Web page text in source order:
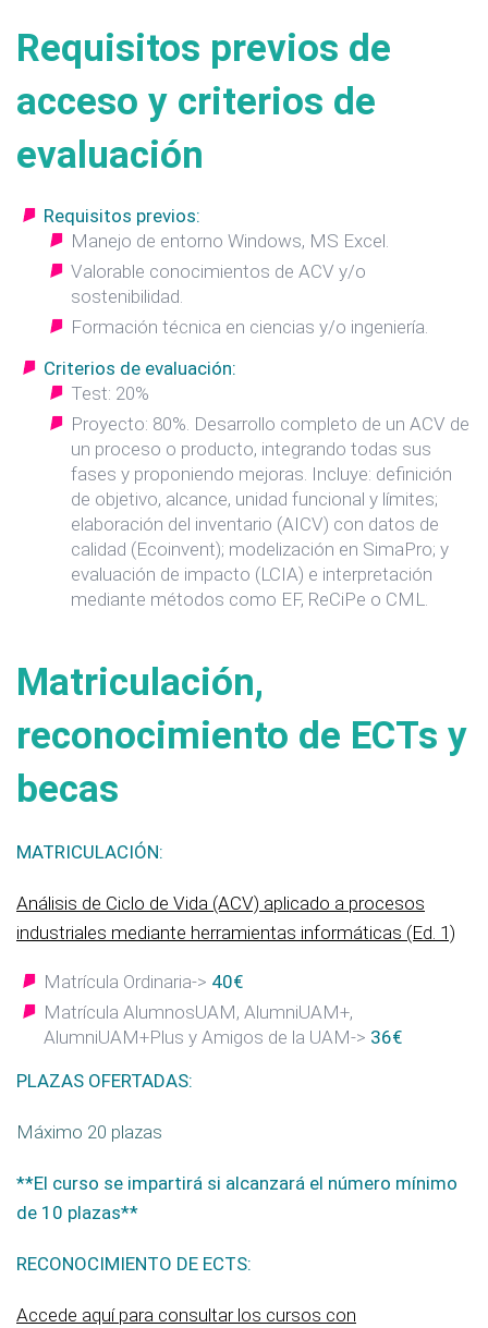
Requisitos previos de
acceso y criterios de
evaluación
Requisitos previos:
Manejo de entorno Windows, MS Excel.
Valorable conocimientos de ACV y/o
sostenibilidad.
Formación técnica en ciencias y/o ingeniería.
Criterios de evaluación:
Test: 20%
Proyecto: 80%. Desarrollo completo de un ACV de
un proceso o producto, integrando todas sus
fases y proponiendo mejoras. Incluye: definición
de objetivo, alcance, unidad funcional y límites;
elaboración del inventario (AICV) con datos de
calidad (Ecoinvent); modelización en SimaPro; y
evaluación de impacto (LCIA) e interpretación
mediante métodos como EF, ReCiPe o CML.
Matriculación,
reconocimiento de ECTs y
becas
MATRICULACIÓN:
Análisis de Ciclo de Vida (ACV) aplicado a procesos
industriales mediante herramientas informáticas (Ed. 1)
Matrícula Ordinaria-> 40€
Matrícula AlumnosUAM, AlumniUAM+,
AlumniUAM+Plus y Amigos de la UAM-> 36€
PLAZAS OFERTADAS:
Máximo 20 plazas
**El curso se impartirá si alcanzará el número mínimo
de 10 plazas**
RECONOCIMIENTO DE ECTS:
Accede aquí para consultar los cursos con